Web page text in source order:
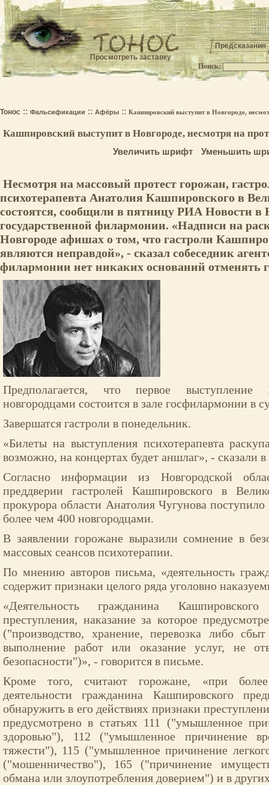
Предсказания
Поиск:
Тонос :: Фальсификации :: Афёры :: Кашпировский выступит в Новгороде,
Кашпировский выступит в Новгороде, несмотря на
Увеличить шрифт Уменьшить
Несмотря на массовый протест горожан,
психотерапевта Анатолия Кашпировского в
состоятся, сообщили в пятницу РИА Новости в
государственной филармонии. «Надписи на
Новгороде афишах о том, что гастроли
являются неправдой», - сказал собеседник
филармонии нет никаких оснований отменять
Предполагается, что первое выступление
новгородцами состоится в зале госфилармонии в
Завершатся гастроли в понедельник.
«Билеты на выступления психотерапевта
возможно, на концертах будет аншлаг», - сказали
Согласно информации из Новгородской
преддверии гастролей Кашпировского в
прокурора области Анатолия Чугунова поступило
более чем 400 новгородцами.
В заявлении горожане выразили сомнение в
массовых сеансов психотерапии.
По мнению авторов письма, «деятельность
содержит признаки целого ряда уголовно
«Деятельность гражданина
преступления, наказание за которое
("производство, хранение, перевозка либо
выполнение работ или оказание услуг, не
безопасности")», - говорится в письме.
Кроме того, считают горожане, «при
деятельности гражданина Кашпировского
обнаружить в его действиях признаки
предусмотрено в статьях 111 ("умышленное
здоровью"), 112 ("умышленное причинение
тяжести"), 115 ("умышленное причинение
("мошенничество"), 165 ("причинение
обмана или злоупотребления доверием") и в
Просмотреть заставку